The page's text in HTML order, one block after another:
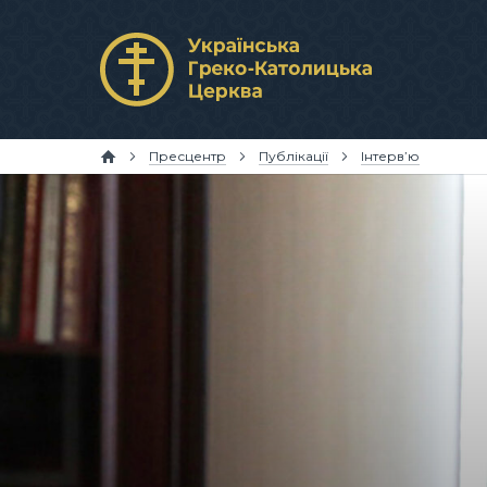
Пресцентр Публікації Інтерв’ю